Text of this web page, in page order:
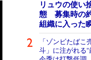
リュウの使い
態 募集時の約
組織に入った
「ゾンビたば
斗」に注がれる